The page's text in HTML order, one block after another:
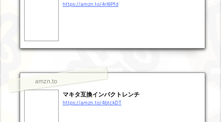
https://amzn.to/4rl6Pfd
amzn.to
マキタ互換インパクトレンチ
https://amzn.to/4btckDT